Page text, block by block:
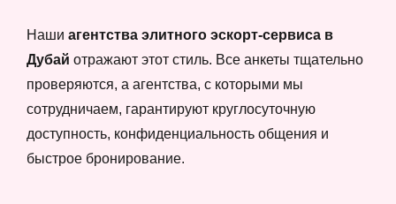
Наши агентства элитного эскорт-сервиса в
Дубай отражают этот стиль. Все анкеты тщательно
проверяются, а агентства, с которыми мы
сотрудничаем, гарантируют круглосуточную
доступность, конфиденциальность общения и
быстрое бронирование.